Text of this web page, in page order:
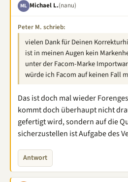
ML Michael L.(nanu)
Peter M. schrieb:
vielen Dank für Deinen
ist in meinen Augen kein
unter der Facom-Marke
würde ich Facom auf keinen Fall
Das ist doch mal wieder
kommt doch überhaupt nicht
gefertigt wird, sondern auf die
sicherzustellen ist Aufgabe des
Antwort